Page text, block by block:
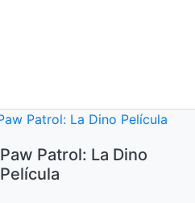
Paw Patrol: La Dino
Película